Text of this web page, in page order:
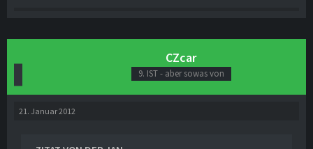
CZcar
9. IST - aber sowas von
21. Januar 2012